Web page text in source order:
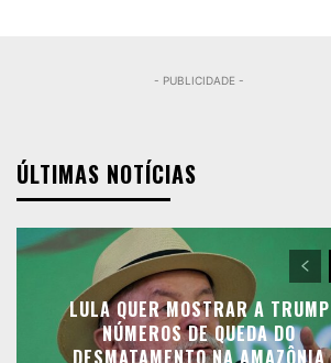
- PUBLICIDADE -
ÚLTIMAS NOTÍCIAS
LULA QUER MOSTRAR A TRUMP
NÚMEROS DE QUEDA DO
DESMATAMENTO NA AMAZÔNIA